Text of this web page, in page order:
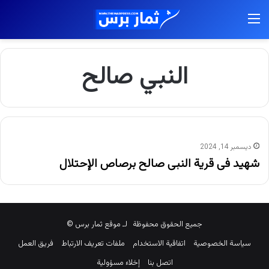
النبي صالح
ديسمبر 14, 2024
شهيد فى قرية النبى صالح برصاص الإحتلال
جميع الحقوق محفوظة لـ موقع ثمار برس ©
سياسة الخصوصية
اتفاقية الاستخدام ملفات تعريف الارتباط
فريق العمل
اتصل بنا
إخلاء مسؤولية